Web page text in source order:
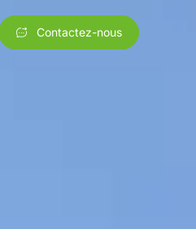
Contactez-nous